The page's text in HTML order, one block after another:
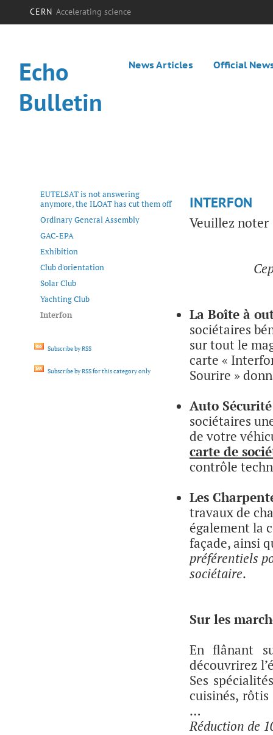
CERN Accelerating science
Echo
Bulletin
News Articles Official
EUTELSAT is not answering
anymore, the ILOAT has cut them off
Ordinary General Assembly
GAC-EPA
Exhibition
Club d'orientation
Solar Club
Yachting Club
Interfon
Subscribe by RSS
Subscribe by RSS for this category only
INTERFON
Veuillez noter
La Boîte à
sociétaires
sur tout le
carte «
Sourire »
Auto Sécurité
sociétaires
de votre
carte de
contrôle
Les
travaux de
également la
façade, ainsi
préférentiels
sociétaire.
Sur les
En flânant
découvrirez
Ses
cuisinés,
…
Réduction de